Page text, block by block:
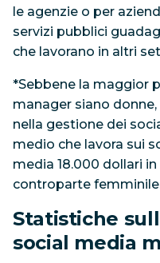
le agenzie o per
servizi pubblici
che lavorano in altri
*Sebbene la maggior
manager siano
nella gestione dei
medio che lavora sui
media 18.000 dollari
controparte
Statistiche
social media